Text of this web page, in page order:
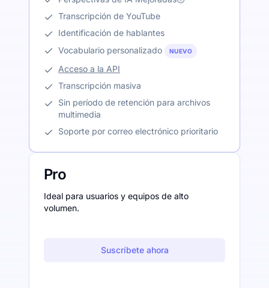
Transcripción de YouTube
Identificación de hablantes
Vocabulario personalizado
NUEVO
Acceso a la API
Transcripción masiva
Sin período de retención para archivos
multimedia
Soporte por correo electrónico prioritario
Pro
Ideal para usuarios y equipos de alto
volumen.
Suscríbete ahora